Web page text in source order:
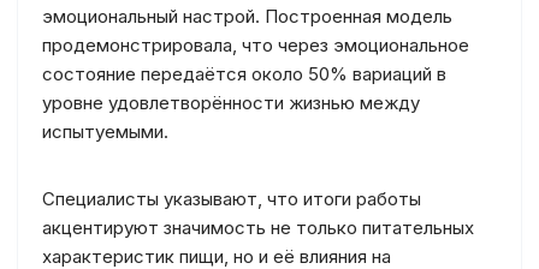
эмоциональный настрой. Построенная модель
продемонстрировала, что через эмоциональное
состояние передаётся около 50% вариаций в
уровне удовлетворённости жизнью между
испытуемыми.
Специалисты указывают, что итоги работы
акцентируют значимость не только питательных
характеристик пищи, но и её влияния на